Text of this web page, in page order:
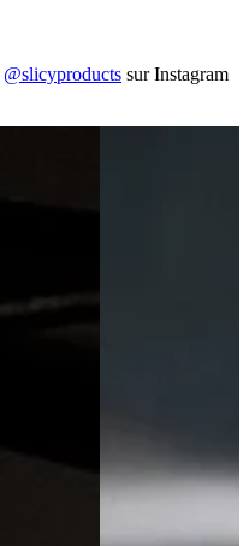
@slicyproducts sur Instagram